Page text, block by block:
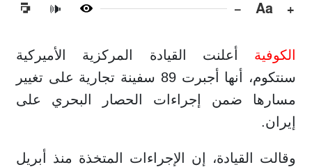
+
Aa
−
🔊
الكوفية أعلنت القيادة المركزية الأميركية
سنتكوم، أنها أجبرت 89 سفينة تجارية على تغيير
مسارها ضمن إجراءات الحصار البحري على
إيران.
وقالت القيادة، إن الإجراءات المتخذة منذ أبريل